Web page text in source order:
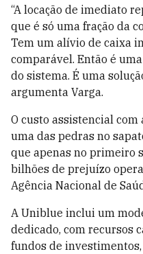
“A locação de imediato
que é só uma fração da
Tem um alívio de caixa
comparável. Então é
do sistema. É uma
argumenta Varga.
O custo assistencial
uma das pedras no
que apenas no primeiro
bilhões de prejuízo
Agência Nacional de
A Uniblue inclui um
dedicado, com recursos
fundos de